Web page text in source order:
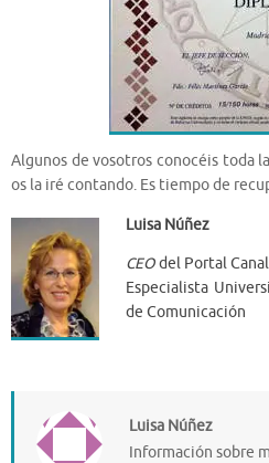
Algunos de vosotros conocéis toda
os la iré contando. Es tiempo de
Luisa Núñez
CEOdel Portal
Especialista
de Comunicación
Luisa Núñez
Información sobre